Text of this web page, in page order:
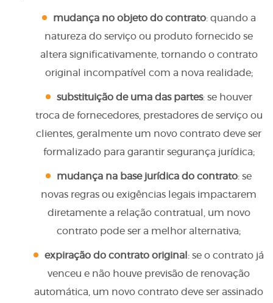
mudança no objeto do contrato: quando a
natureza do serviço ou produto fornecido se
altera significativamente, tornando o contrato
original incompatível com a nova realidade;
substituição de uma das partes: se houver
troca de fornecedores, prestadores de serviço ou
clientes, geralmente um novo contrato deve ser
formalizado para garantir segurança jurídica;
mudança na base jurídica do contrato: se
novas regras ou exigências legais impactarem
diretamente a relação contratual, um novo
contrato pode ser a melhor alternativa;
expiração do contrato original : se o contrato já
venceu e não houve previsão de renovação
automática, um novo contrato deve ser assinado